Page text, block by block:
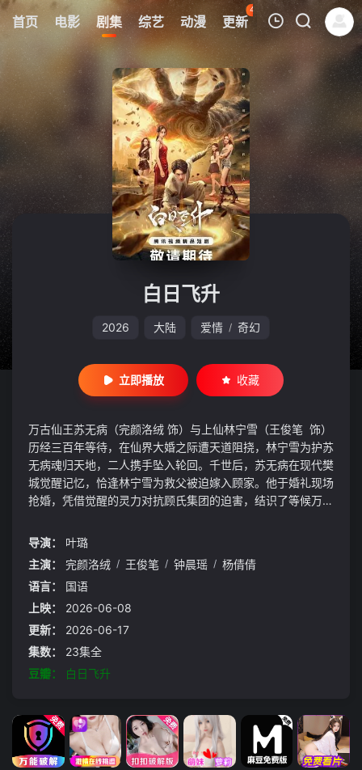
首页 电影 剧集 综艺 动漫 更新
40
热榜 APP
我的观影记录
暂无观看影片的记录
白日飞升
2026 大陆 爱情 / 奇幻
立即播放 收藏
万古仙王苏无病（完颜洛绒 饰）与上仙林宁雪（王俊笔 饰）
历经三百年等待，在仙界大婚之际遭天道阻挠，林宁雪为护苏
无病魂归天地，二人携手坠入轮回。千世后，苏无病在现代樊
城觉醒记忆，恰逢林宁雪为救父被迫嫁入顾家。他于婚礼现场
抢婚，凭借觉醒的灵力对抗顾氏集团的迫害，结识了等候万年
间，苏无病不仅要治愈林父的奇毒，应对顾家的步步紧逼，还
力战冷血剑等危机后，二人最终打破天道规则，解除轮回宿
命。故事结尾以一场啼笑
导演：
叶璐
主演：
完颜洛绒 / 王俊笔 / 钟晨瑶 / 杨倩倩
语言：
国语
上映：
2026-06-08
更新：
2026-06-17
集数：
23集全
豆瓣：
白日飞升